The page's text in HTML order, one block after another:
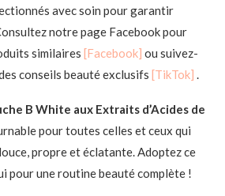
avec soin pour garantir
notre page Facebook pour
similaires [Facebook] ou suivez-
conseils beauté exclusifs [TikTok] .
B White aux Extraits d’Acides de
pour toutes celles et ceux qui
propre et éclatante. Adoptez ce
pour une routine beauté complète !